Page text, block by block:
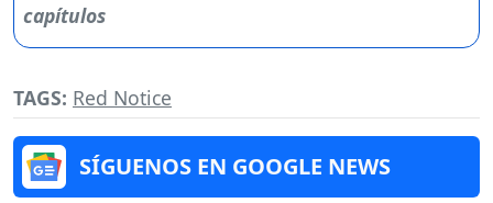
TAGS: Red Notice
SÍGUENOS EN GOOGLE NEWS